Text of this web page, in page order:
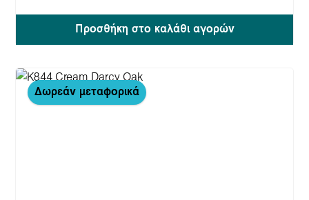
Προσθήκη στο καλάθι αγορών
Δωρεάν μεταφορικά